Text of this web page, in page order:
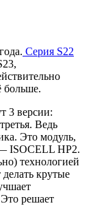
Серия S22
больше.
3 версии:
Ведь
Это модуль,
ISOCELL HP2.
технологией
крутые
решает